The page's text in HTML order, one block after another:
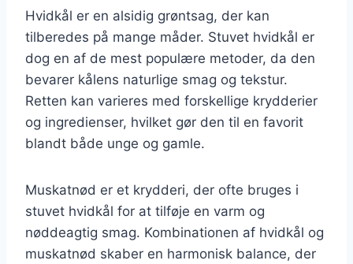
Hvidkål er en alsidig grøntsag, der kan
tilberedes på mange måder. Stuvet hvidkål er
dog en af de mest populære metoder, da den
bevarer kålens naturlige smag og tekstur.
Retten kan varieres med forskellige krydderier
og ingredienser, hvilket gør den til en favorit
blandt både unge og gamle.
Muskatnød er et krydderi, der ofte bruges i
stuvet hvidkål for at tilføje en varm og
nøddeagtig smag. Kombinationen af hvidkål og
muskatnød skaber en harmonisk balance, der